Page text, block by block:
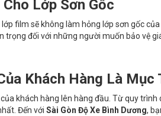
Lớp Sơn Gốc
lớp film sẽ không làm hỏng lớp sơn gốc
trọng đối với những người muốn bảo vệ
Khách Hàng Là Mục
khách hàng lên hàng đầu. Từ quy
Đến với Sài Gòn Độ Xe Bình Dương,